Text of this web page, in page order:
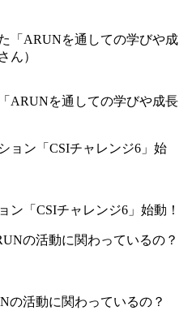
ARUNを通しての学びや成長
ン「CSIチャレンジ6」始動！
の活動に関わっているの？